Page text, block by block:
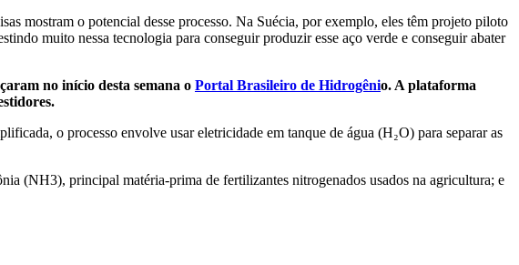
mostram o potencial desse processo. Na Suécia, por exemplo, eles têm projeto piloto
muito nessa tecnologia para conseguir produzir esse aço verde e conseguir abater
no início desta semana o Portal Brasileiro de Hidrogênio. A plataforma
o processo envolve usar eletricidade em tanque de água (H₂O) para separar as
(NH3), principal matéria-prima de fertilizantes nitrogenados usados na agricultura; e